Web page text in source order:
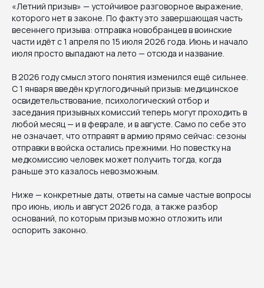
«Летний призыв» — устойчивое разговорное выражение,
которого нет в законе. По факту это завершающая часть
весеннего призыва: отправка новобранцев в воинские
части идёт с 1 апреля по 15 июля 2026 года. Июнь и начало
июля просто выпадают на лето — отсюда и название.
В 2026 году смысл этого понятия изменился ещё сильнее.
С 1 января введён круглогодичный призыв: медицинское
освидетельствование, психологический отбор и
заседания призывных комиссий теперь могут проходить в
любой месяц — и в феврале, и в августе. Само по себе это
не означает, что отправят в армию прямо сейчас: сезоны
отправки в войска остались прежними. Но повестку на
медкомиссию человек может получить тогда, когда
раньше это казалось невозможным.
Ниже — конкретные даты, ответы на самые частые вопросы
про июнь, июль и август 2026 года, а также разбор
оснований, по которым призыв можно отложить или
оспорить законно.